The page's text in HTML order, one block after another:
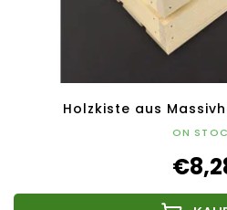
Holzkiste aus
ON